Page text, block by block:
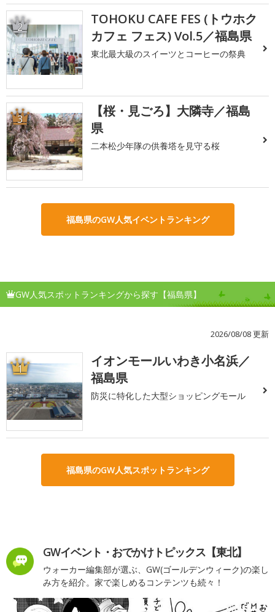
2
TOHOKU CAFE FES (トウホク
カフェ フェス) Vol.5／福島県
東北最大級のスイーツとコーヒーの祭典
3
【桜・見ごろ】大隣寺／福島
県
二本松少年隊の供養塔を見守る桜
福島県のGW人気イベントランキング
GW人気スポットランキングから探す【福島県】
2026/08/08 更新
1
イオンモールいわき小名浜／
福島県
防災に特化した大型ショッピングモール
福島県のGW人気スポットランキング
GWイベント・おでかけトピックス【東北】
ウォーカー編集部が選ぶ、GW(ゴールデンウィーク)の楽し
み方を紹介。家で楽しめるコンテンツも続々！